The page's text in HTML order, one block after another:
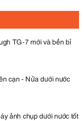
TG-7 mới và bền bỉ
cạn - Nửa dưới nước
ảnh chụp dưới nước tốt